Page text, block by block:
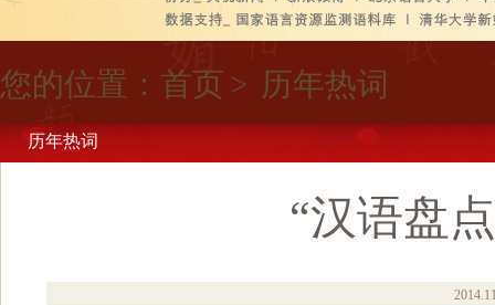
您的位置： 首页 > 历年热词
历年热词
“汉语盘